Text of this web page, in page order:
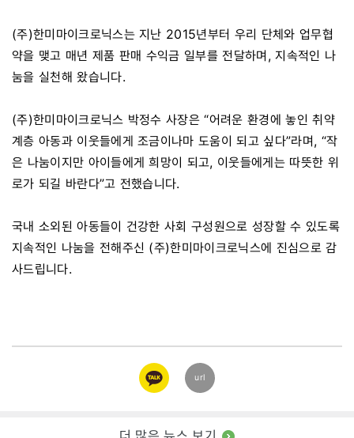
(주)한미마이크로닉스는 지난 2015년부터 우리 단체와 업무협
약을 맺고 매년 제품 판매 수익금 일부를 전달하며, 지속적인 나
눔을 실천해 왔습니다.
(주)한미마이크로닉스 박정수 사장은 “어려운 환경에 놓인 취약
계층 아동과 이웃들에게 조금이나마 도움이 되고 싶다”라며, “작
은 나눔이지만 아이들에게 희망이 되고, 이웃들에게는 따뜻한 위
로가 되길 바란다”고 전했습니다.
국내 소외된 아동들이 건강한 사회 구성원으로 성장할 수 있도록
지속적인 나눔을 전해주신 (주)한미마이크로닉스에 진심으로 감
사드립니다.
카카오
링크
url